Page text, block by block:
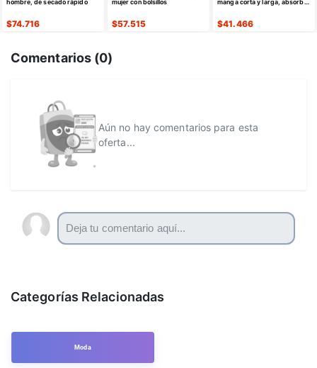
$74.716 $57.515 $41.466
Comentarios (0)
Aún no hay comentarios para esta
oferta...
Categorías Relacionadas
Moda